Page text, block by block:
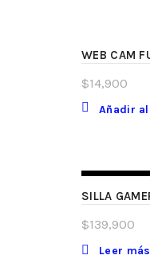
WEB CAM
$14,900
Añadir
SILLA
$139,900
Leer más